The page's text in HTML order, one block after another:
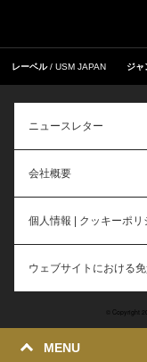
MENU
レーベル USM JAPAN ジャ
ニュースレター
会社概要
個人情報 | クッキーポリ
ウェブサイトにおける
© Copyright